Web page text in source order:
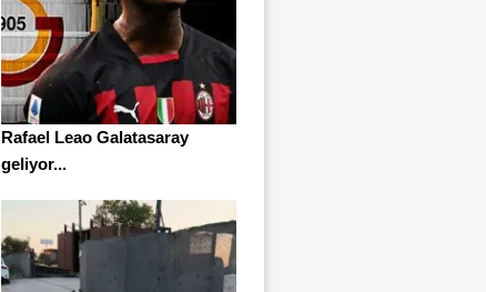
Rafael Leao Galatasaray
geliyor...